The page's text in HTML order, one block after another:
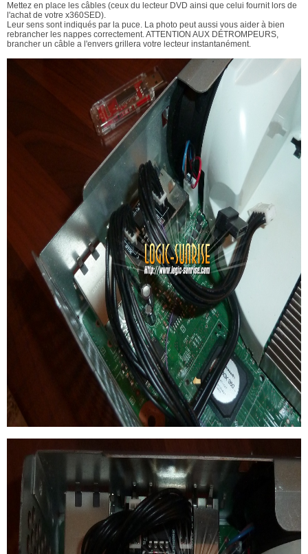
Mettez en place les câbles (ceux du lecteur DVD ainsi que celui fournit lors de
l'achat de votre x360SED).
Leur sens sont indiqués par la puce. La photo peut aussi vous aider à bien
rebrancher les nappes correctement. ATTENTION AUX DÉTROMPEURS,
brancher un câble a l'envers grillera votre lecteur instantanément.